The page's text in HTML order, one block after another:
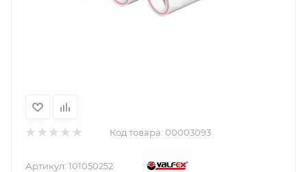
Код товара: 00003093
Артикул: 101050252